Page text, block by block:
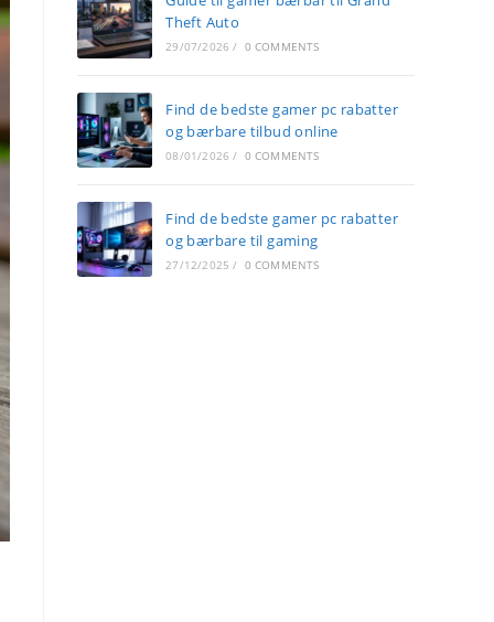
Theft Auto
29/07/2026 / 0 COMMENTS
Find de bedste gamer pc rabatter
og bærbare tilbud online
08/01/2026 / 0 COMMENTS
Find de bedste gamer pc rabatter
og bærbare til gaming
27/12/2025 / 0 COMMENTS